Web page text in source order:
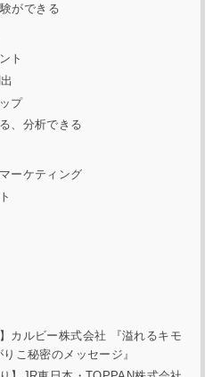
ができる
ト
プ
、分析できる
ーケティング
カルビー株式会社 『溢れるキモ
こ秘密のメッセージ』